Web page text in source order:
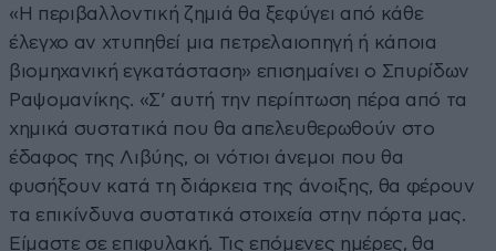
«Η περιβαλλοντική ζημιά θα ξεφύγει από κάθε
έλεγχο αν χτυπηθεί μια πετρελαιοπηγή ή κάποια
βιομηχανική εγκατάσταση» επισημαίνει ο Σπυρίδων
Ραψομανίκης. «Σ’ αυτή την περίπτωση πέρα από τα
χημικά συστατικά που θα απελευθερωθούν στο
έδαφος της Λιβύης, οι νότιοι άνεμοι που θα
φυσήξουν κατά τη διάρκεια της άνοιξης, θα φέρουν
τα επικίνδυνα συστατικά στοιχεία στην πόρτα μας.
Είμαστε σε επιφυλακή. Τις επόμενες ημέρες, θα